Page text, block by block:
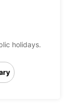
holidays.